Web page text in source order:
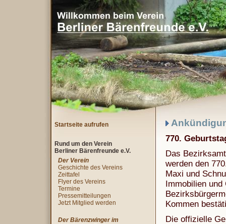
770.
Das
werden den
Maxi und
Immobilien
Kommen
Die offizielle
Startseite aufrufen
Rund um den Verein
Berliner Bärenfreunde e.V.
Der Verein
Geschichte des Vereins
Zeittafel
Flyer des Vereins
Termine
Pressemitteilungen
Jetzt Mitglied werden
Der Bärenzwinger im